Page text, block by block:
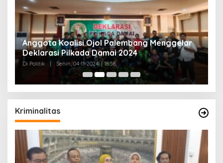
Anggota Koalisi Ojol Palembang Menggelar
Deklarasi Pilkada Damai 2024
Di Politik Senin, 04-11-2024, | 18:58,
Kriminalitas